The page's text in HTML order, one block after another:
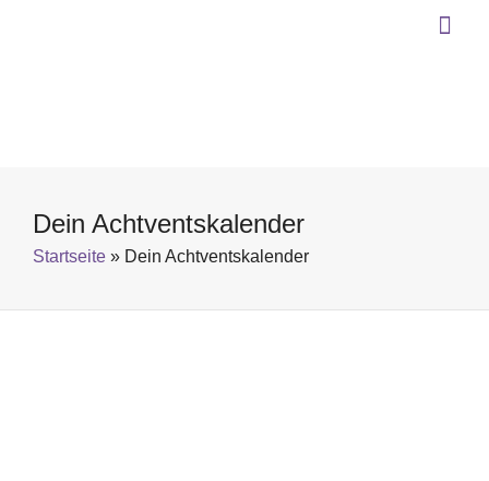
Dein Achtventskalender
Startseite » Dein Achtventskalender